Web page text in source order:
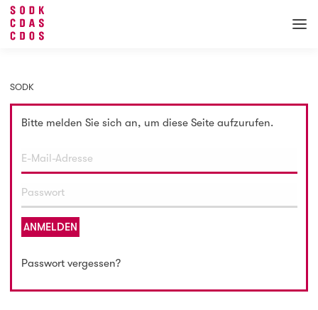
SODK
Bitte melden Sie sich an, um diese Seite aufzurufen.
ANMELDEN
Passwort vergessen?